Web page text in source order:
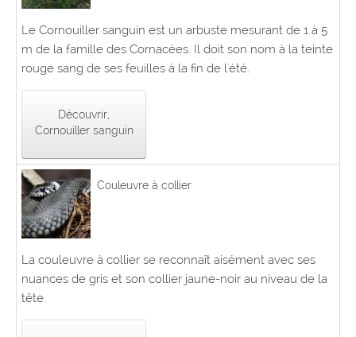
Le Cornouiller sanguin est un arbuste mesurant de 1 à 5
m de la famille des Cornacées. Il doit son nom à la teinte
rouge sang de ses feuilles à la fin de l'été.
Découvrir,
Cornouiller sanguin
Couleuvre à collier
La couleuvre à collier se reconnaît aisément avec ses
nuances de gris et son collier jaune-noir au niveau de la
tête.